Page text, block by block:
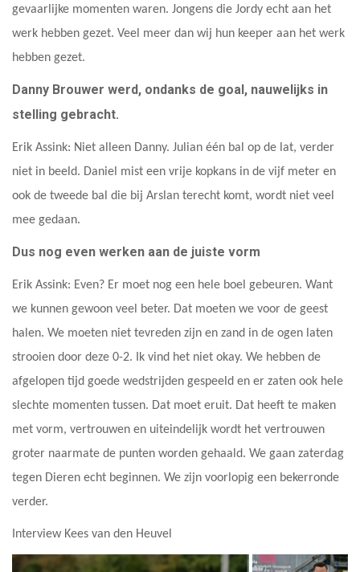
gevaarlijke momenten waren. Jongens die Jordy echt aan het
werk hebben gezet. Veel meer dan wij hun keeper aan het werk
hebben gezet.
Danny Brouwer werd, ondanks de goal, nauwelijks in
stelling gebracht.
Erik Assink: Niet alleen Danny. Julian één bal op de lat, verder
niet in beeld. Daniel mist een vrije kopkans in de vijf meter en
ook de tweede bal die bij Arslan terecht komt, wordt niet veel
mee gedaan.
Dus nog even werken aan de juiste vorm
Erik Assink: Even? Er moet nog een hele boel gebeuren. Want
we kunnen gewoon veel beter. Dat moeten we voor de geest
halen. We moeten niet tevreden zijn en zand in de ogen laten
strooien door deze 0-2. Ik vind het niet okay. We hebben de
afgelopen tijd goede wedstrijden gespeeld en er zaten ook hele
slechte momenten tussen. Dat moet eruit. Dat heeft te maken
met vorm, vertrouwen en uiteindelijk wordt het vertrouwen
groter naarmate de punten worden gehaald. We gaan zaterdag
tegen Dieren echt beginnen. We zijn voorlopig een bekerronde
verder.
Interview Kees van den Heuvel